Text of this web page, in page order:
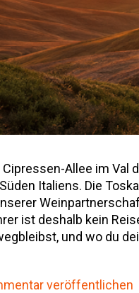
Cipressen-Allee im Val
Italiens. Die
ist deshalb kein
und wo du
veröffentlichen